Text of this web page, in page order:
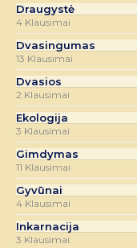
Draugystė
4 Klausimai
Dvasingumas
13 Klausimai
Dvasios
2 Klausimai
Ekologija
3 Klausimai
Gimdymas
11 Klausimai
Gyvūnai
4 Klausimai
Inkarnacija
3 Klausimai